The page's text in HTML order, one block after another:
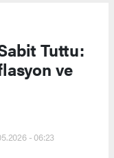
Tuttu:
ve
- 06:23